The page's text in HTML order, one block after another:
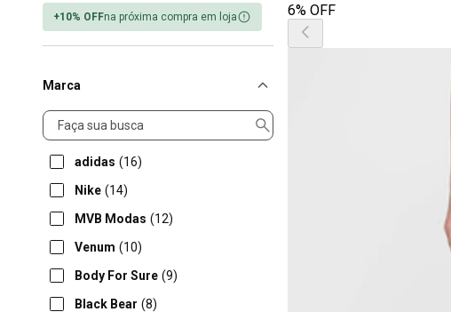
+10% OFFna próxima compra em loja
Marca
Marca
adidas (16)
Nike (14)
MVB Modas (12)
Venum (10)
Body For Sure (9)
Black Bear (8)
6% OFF